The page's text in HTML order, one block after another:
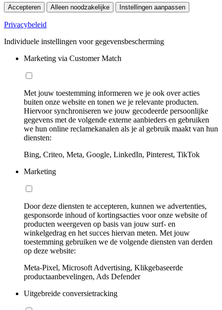
Accepteren Alleen noodzakelijke Instellingen aanpassen
Privacybeleid
Individuele instellingen voor gegevensbescherming
Marketing via Customer Match
Met jouw toestemming informeren we je ook over acties
buiten onze website en tonen we je relevante producten.
Hiervoor synchroniseren we jouw gecodeerde persoonlijke
gegevens met de volgende externe aanbieders en gebruiken
we hun online reclamekanalen als je al gebruik maakt van hun
diensten:
Bing, Criteo, Meta, Google, LinkedIn, Pinterest, TikTok
Marketing
Door deze diensten te accepteren, kunnen we advertenties,
gesponsorde inhoud of kortingsacties voor onze website of
producten weergeven op basis van jouw surf- en
winkelgedrag en het succes hiervan meten. Met jouw
toestemming gebruiken we de volgende diensten van derden
op deze website:
Meta-Pixel, Microsoft Advertising, Klikgebaseerde
productaanbevelingen, Ads Defender
Uitgebreide conversietracking